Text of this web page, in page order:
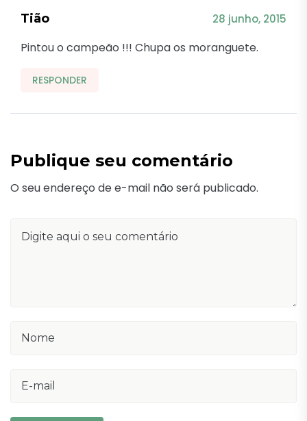
Tião 28 junho, 2015
Pintou o campeão !!! Chupa os moranguete.
RESPONDER
Publique seu comentário
O seu endereço de e-mail não será publicado.